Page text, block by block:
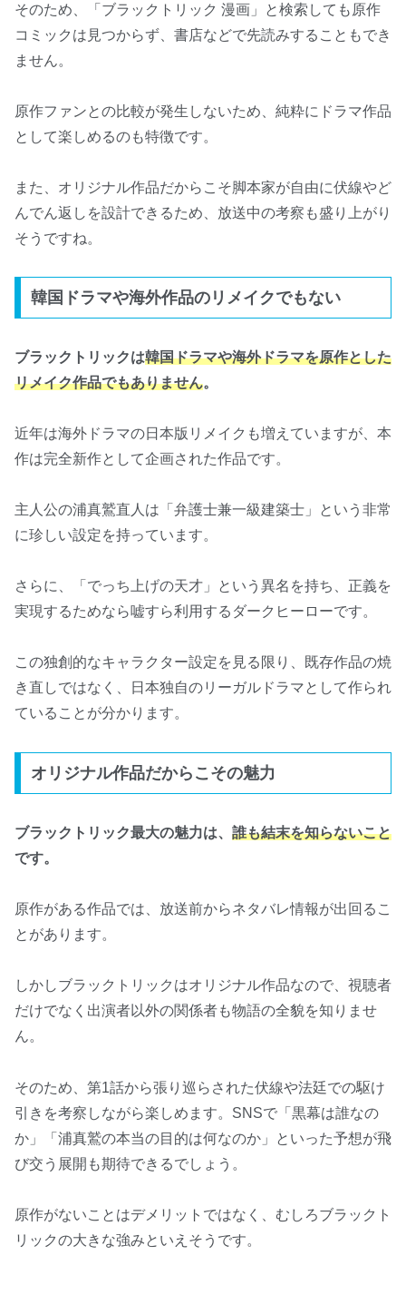
そのため、「ブラックトリック 漫画」と検索しても原作
コミックは見つからず、書店などで先読みすることもでき
ません。
原作ファンとの比較が発生しないため、純粋にドラマ作品
として楽しめるのも特徴です。
また、オリジナル作品だからこそ脚本家が自由に伏線やど
んでん返しを設計できるため、放送中の考察も盛り上がり
そうですね。
韓国ドラマや海外作品のリメイクでもない
ブラックトリックは韓国ドラマや海外ドラマを原作とした
リメイク作品でもありません。
近年は海外ドラマの日本版リメイクも増えていますが、本
作は完全新作として企画された作品です。
主人公の浦真鷲直人は「弁護士兼一級建築士」という非常
に珍しい設定を持っています。
さらに、「でっち上げの天才」という異名を持ち、正義を
実現するためなら嘘すら利用するダークヒーローです。
この独創的なキャラクター設定を見る限り、既存作品の焼
き直しではなく、日本独自のリーガルドラマとして作られ
ていることが分かります。
オリジナル作品だからこその魅力
ブラックトリック最大の魅力は、 誰も結末を知らないこと
です。
原作がある作品では、放送前からネタバレ情報が出回るこ
とがあります。
しかしブラックトリックはオリジナル作品なので、視聴者
だけでなく出演者以外の関係者も物語の全貌を知りませ
ん。
そのため、第1話から張り巡らされた伏線や法廷での駆け
引きを考察しながら楽しめます。SNSで「黒幕は誰なの
か」「浦真鷲の本当の目的は何なのか」といった予想が飛
び交う展開も期待できるでしょう。
原作がないことはデメリットではなく、むしろブラックト
リックの大きな強みといえそうです。